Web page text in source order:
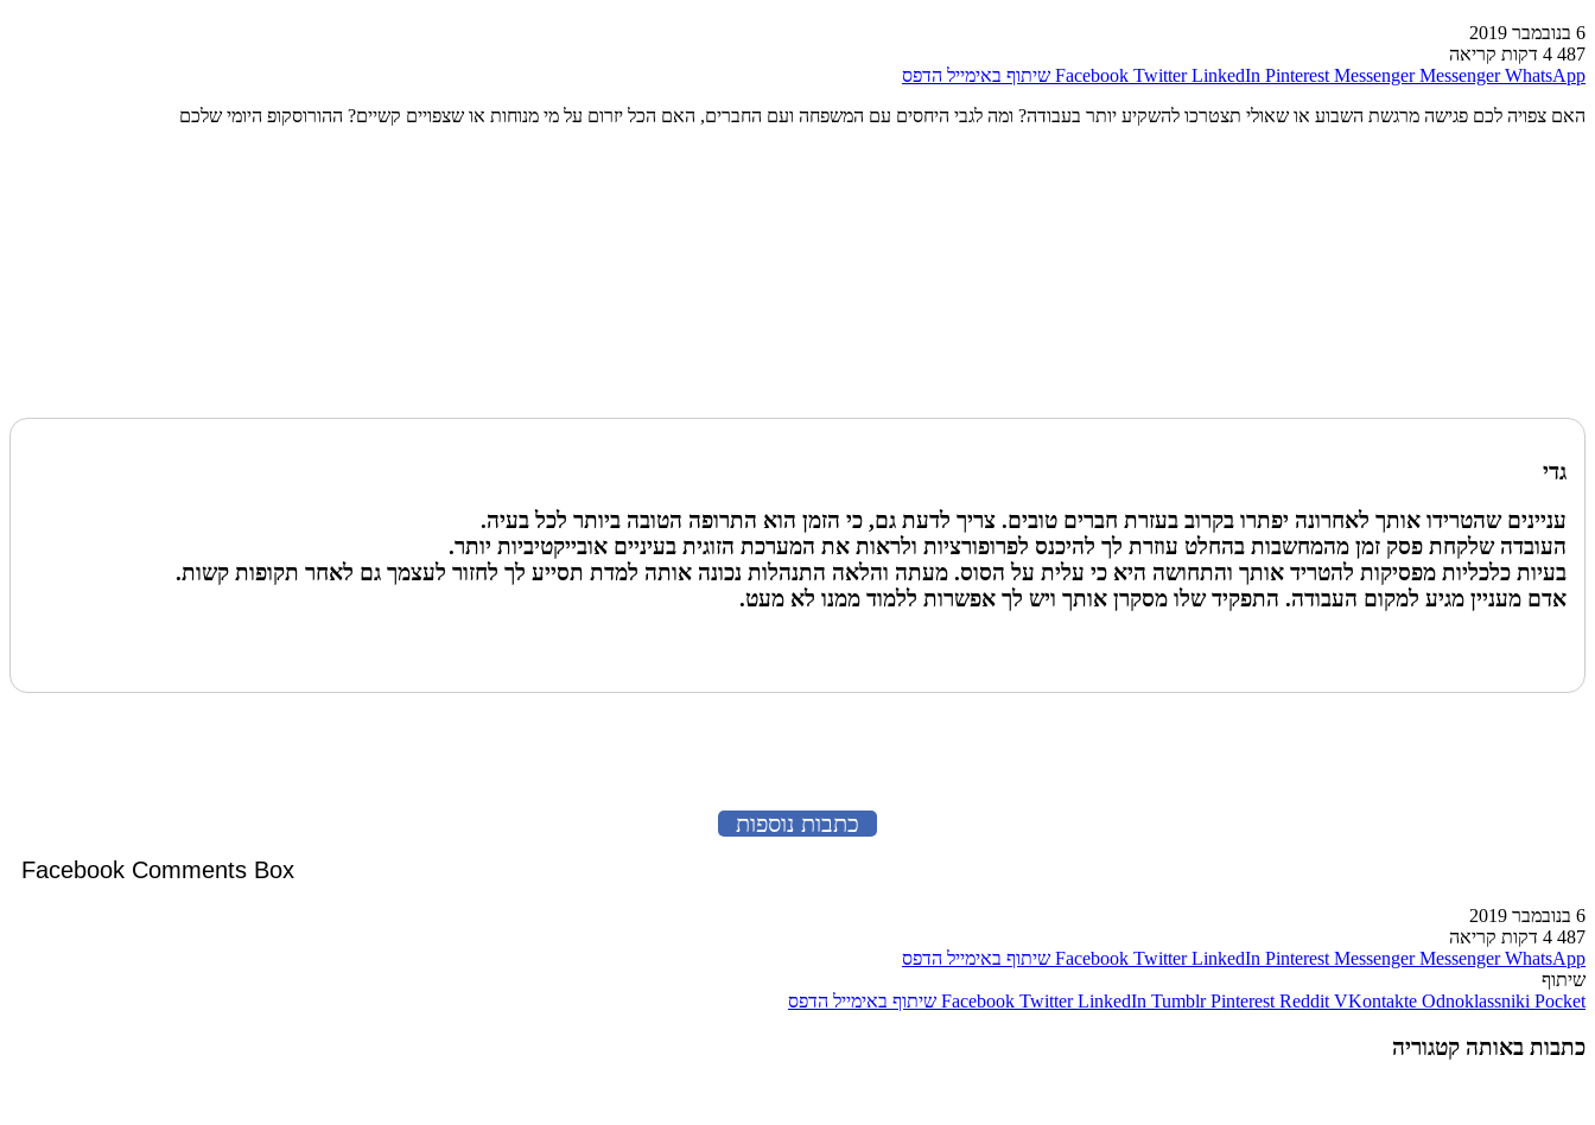
6 בנובמבר 2019
487 4 דקות קריאה
Facebook Twitter LinkedIn Pinterest Messenger Messenger WhatsApp שיתוף באימייל הדפס
האם צפויה לכם פגישה מרגשת השבוע או שאולי תצטרכו להשקיע יותר בעבודה? ומה לגבי היחסים עם המשפחה ועם החברים, האם הכל יזרום על מי מנוחות או שצפויים קשיים? ההורוסקופ היומי שלכם
גדי
עניינים שהטרידו אותך לאחרונה יפתרו בקרוב בעזרת חברים טובים. צריך לדעת גם, כי הזמן הוא התרופה הטובה ביותר לכל בעיה.
העובדה שלקחת פסק זמן מהמחשבות בהחלט עוזרת לך להיכנס לפרופורציות ולראות את המערכת הזוגית בעיניים אובייקטיביות יותר.
בעיות כלכליות מפסיקות להטריד אותך והתחושה היא כי עלית על הסוס. מעתה והלאה התנהלות נכונה אותה למדת תסייע לך לחזור לעצמך גם לאחר תקופות קשות.
אדם מעניין מגיע למקום העבודה. התפקיד שלו מסקרן אותך ויש לך אפשרות ללמוד ממנו לא מעט.
כתבות נוספות
Facebook Comments Box
6 בנובמבר 2019
487 4 דקות קריאה
Facebook Twitter LinkedIn Pinterest Messenger Messenger WhatsApp שיתוף באימייל הדפס
שיתוף
Facebook Twitter LinkedIn Tumblr Pinterest Reddit VKontakte Odnoklassniki Pocket שיתוף באימייל הדפס
כתבות באותה קטגוריה